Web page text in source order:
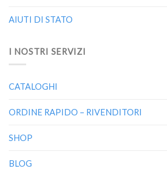
AIUTI DI STATO
I NOSTRI SERVIZI
CATALOGHI
ORDINE RAPIDO – RIVENDITORI
SHOP
BLOG